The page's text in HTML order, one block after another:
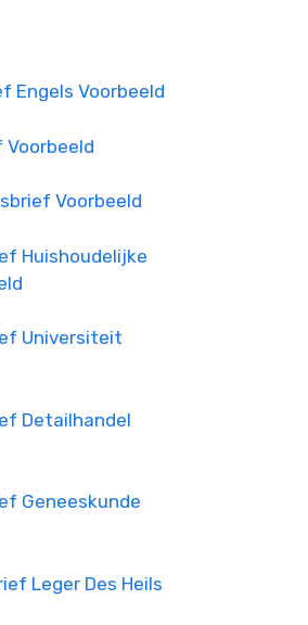
Engels Voorbeeld
Voorbeeld
Huishoudelijke
Universiteit
Detailhandel
Geneeskunde
Leger Des Heils